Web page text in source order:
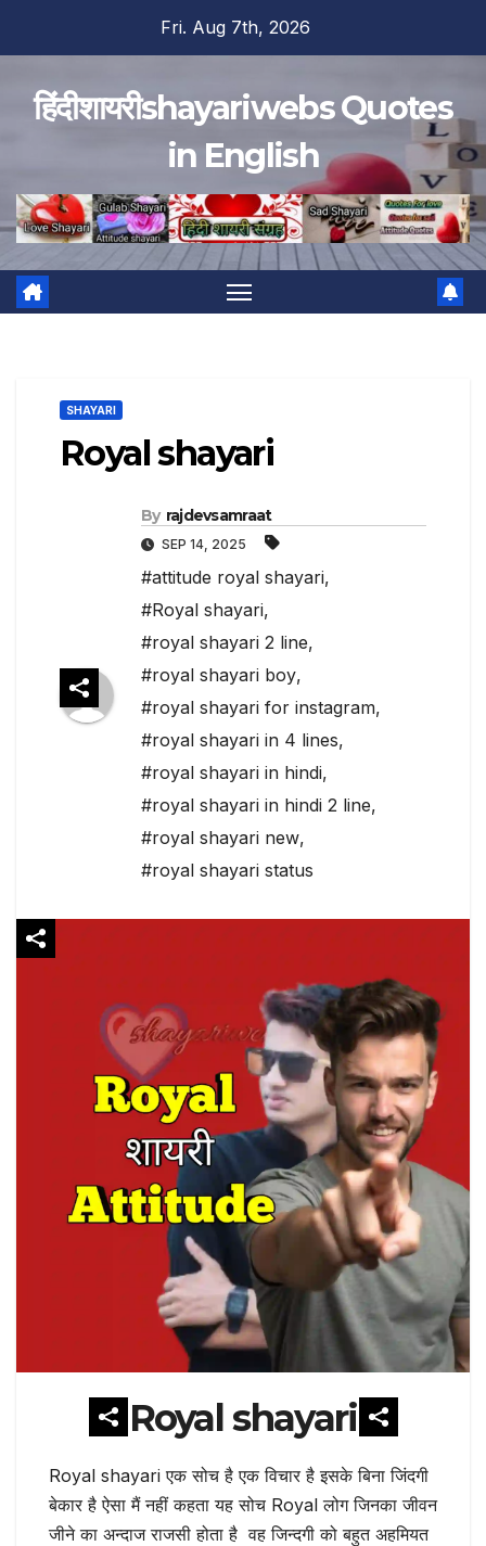
Fri. Aug 7th, 2026
हिंदीशायरीshayariwebs Quotes
in English
SHAYARI
Royal shayari
By rajdevsamraat
SEP 14, 2025
#attitude royal shayari,
#Royal shayari,
#royal shayari 2 line,
#royal shayari boy,
#royal shayari for instagram,
#royal shayari in 4 lines,
#royal shayari in hindi,
#royal shayari in hindi 2 line,
#royal shayari new,
#royal shayari status
Royal shayari
Royal shayari एक सोच है एक विचार है इसके बिना जिंदगी
बेकार है ऐसा मैं नहीं कहता यह सोच Royal लोग जिनका जीवन
जीने का अन्दाज राजसी होता है वह जिन्दगी को बहुत अहमियत